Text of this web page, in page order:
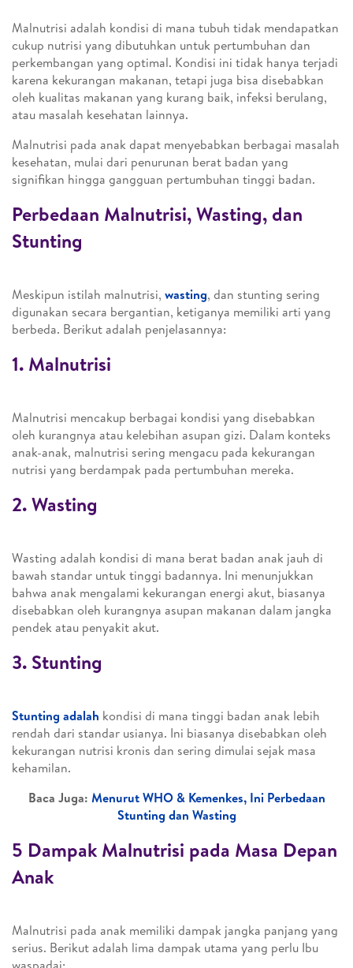
Malnutrisi adalah kondisi di mana tubuh tidak mendapatkan
cukup nutrisi yang dibutuhkan untuk pertumbuhan dan
perkembangan yang optimal. Kondisi ini tidak hanya terjadi
karena kekurangan makanan, tetapi juga bisa disebabkan
oleh kualitas makanan yang kurang baik, infeksi berulang,
atau masalah kesehatan lainnya.
Malnutrisi pada anak dapat menyebabkan berbagai masalah
kesehatan, mulai dari penurunan berat badan yang
signifikan hingga gangguan pertumbuhan tinggi badan.
Perbedaan Malnutrisi, Wasting, dan
Stunting
Meskipun istilah malnutrisi, wasting, dan stunting sering
digunakan secara bergantian, ketiganya memiliki arti yang
berbeda. Berikut adalah penjelasannya:
1. Malnutrisi
Malnutrisi mencakup berbagai kondisi yang disebabkan
oleh kurangnya atau kelebihan asupan gizi. Dalam konteks
anak-anak, malnutrisi sering mengacu pada kekurangan
nutrisi yang berdampak pada pertumbuhan mereka.
2. Wasting
Wasting adalah kondisi di mana berat badan anak jauh di
bawah standar untuk tinggi badannya. Ini menunjukkan
bahwa anak mengalami kekurangan energi akut, biasanya
disebabkan oleh kurangnya asupan makanan dalam jangka
pendek atau penyakit akut.
3. Stunting
Stunting adalah kondisi di mana tinggi badan anak lebih
rendah dari standar usianya. Ini biasanya disebabkan oleh
kekurangan nutrisi kronis dan sering dimulai sejak masa
kehamilan.
Baca Juga: Menurut WHO & Kemenkes, Ini Perbedaan
Stunting dan Wasting
5 Dampak Malnutrisi pada Masa Depan
Anak
Malnutrisi pada anak memiliki dampak jangka panjang yang
serius. Berikut adalah lima dampak utama yang perlu Ibu